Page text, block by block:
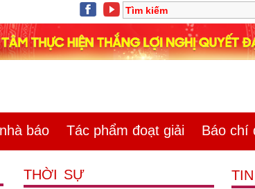
báo Tác phẩm đoạt giải Báo chí
THỜI SỰ